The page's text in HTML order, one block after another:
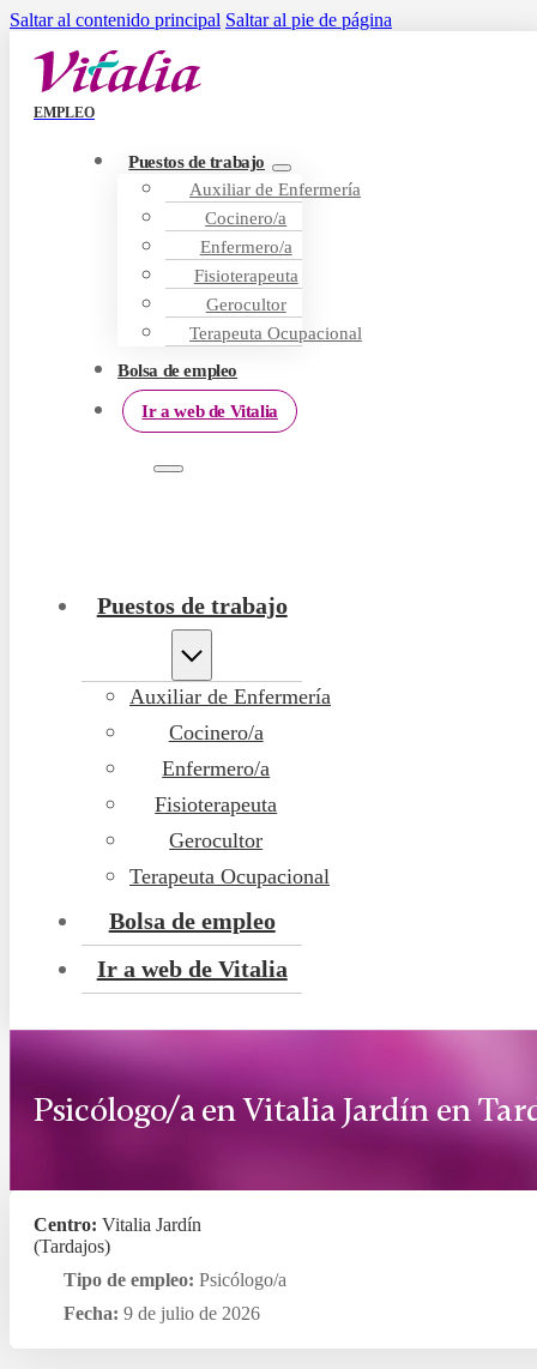
Saltar al contenido principal Saltar al pie de página
EMPLEO
Puestos de trabajo
Auxiliar de Enfermería
Cocinero/a
Enfermero/a
Fisioterapeuta
Gerocultor
Terapeuta Ocupacional
Bolsa de empleo
Ir a web de Vitalia
Puestos de trabajo
Auxiliar de Enfermería
Cocinero/a
Enfermero/a
Fisioterapeuta
Gerocultor
Terapeuta Ocupacional
Bolsa de empleo
Ir a web de Vitalia
Psicólogo/a en Vitalia Jardín en
Centro: Vitalia Jardín
(Tardajos)
Tipo de empleo: Psicólogo/a
Fecha: 9 de julio de 2026